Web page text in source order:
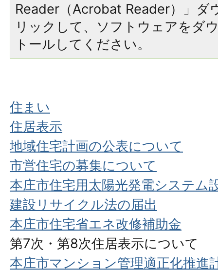
Reader（Acrobat Reader）」ダ
リックして、ソフトウェアをダ
トールしてください。
住まい
住居表示
地域住宅計画の公表について
市営住宅の募集について
本庄市住宅用太陽光発電システム
建設リサイクル法の届出
本庄市住宅省エネ改修補助金
第7次・第8次住居表示について
本庄市マンション管理適正化推進